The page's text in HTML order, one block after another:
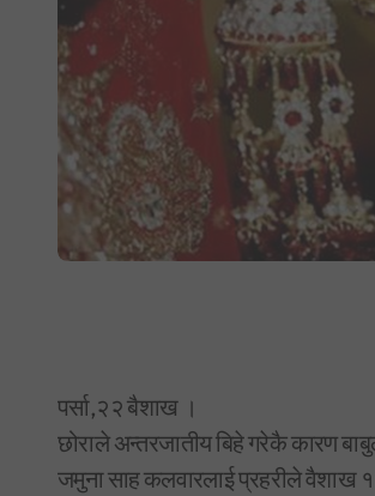
पर्सा,२२ बैशाख ।
छोराले अन्तरजातीय बिहे गरेकै कारण
जमुना साह कलवारलाई प्रहरीले वैशाख